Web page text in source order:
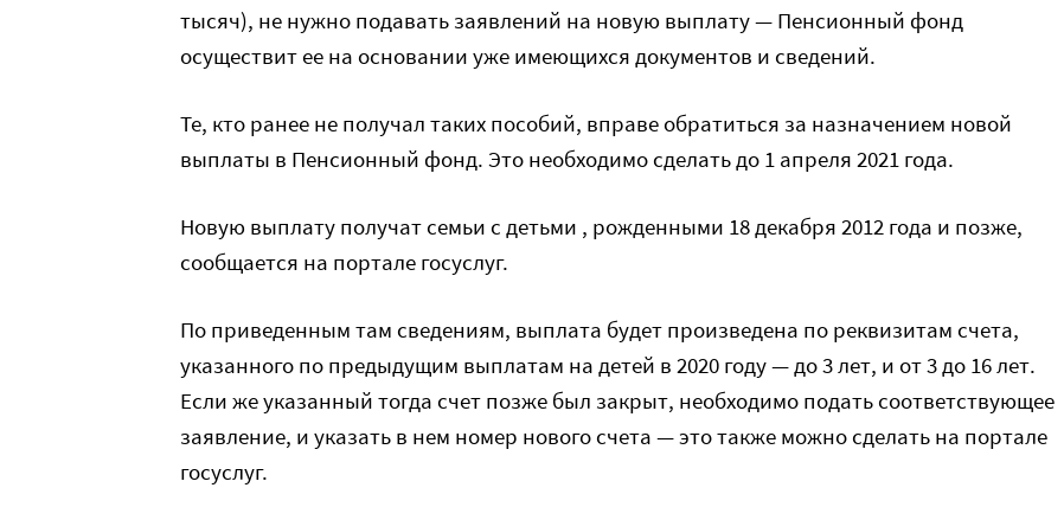
тысяч), не нужно подавать заявлений на новую выплату — Пенсионный фонд
осуществит ее на основании уже имеющихся документов и сведений.
Те, кто ранее не получал таких пособий, вправе обратиться за назначением новой
выплаты в Пенсионный фонд. Это необходимо сделать до 1 апреля 2021 года.
Новую выплату получат семьи с детьми , рожденными 18 декабря 2012 года и позже,
сообщается на портале госуслуг.
По приведенным там сведениям, выплата будет произведена по реквизитам счета,
указанного по предыдущим выплатам на детей в 2020 году — до 3 лет, и от 3 до 16 лет.
Если же указанный тогда счет позже был закрыт, необходимо подать соответствующее
заявление, и указать в нем номер нового счета — это также можно сделать на портале
госуслуг.